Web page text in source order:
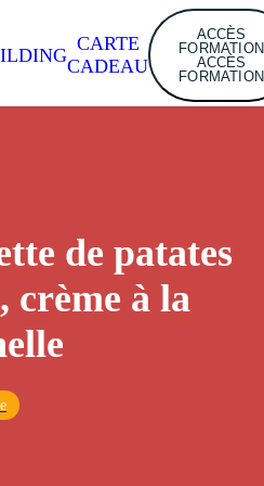
CARTE
CADEAU
ACCÈS
FORMATION
ACCÈS
FORMATION
de patates
crème à la